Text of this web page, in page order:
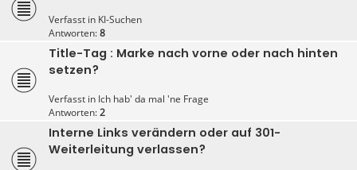
Verfasst in KI-Suchen
Antworten:8
Title-Tag : Marke nach vorne oder nach hinten
setzen?
Verfasst in Ich hab' da mal 'ne Frage
Antworten:2
Interne Links verändern oder auf 301-
Weiterleitung verlassen?